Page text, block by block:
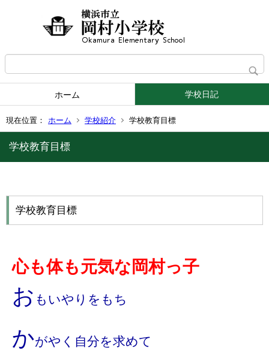
ホーム 学校日記
現在位置： ホーム 学校紹介 学校教育目標
学校教育目標
学校教育目標
心も体も元気な岡村っ子
お もいやりをもち
かがやく自分を求めて